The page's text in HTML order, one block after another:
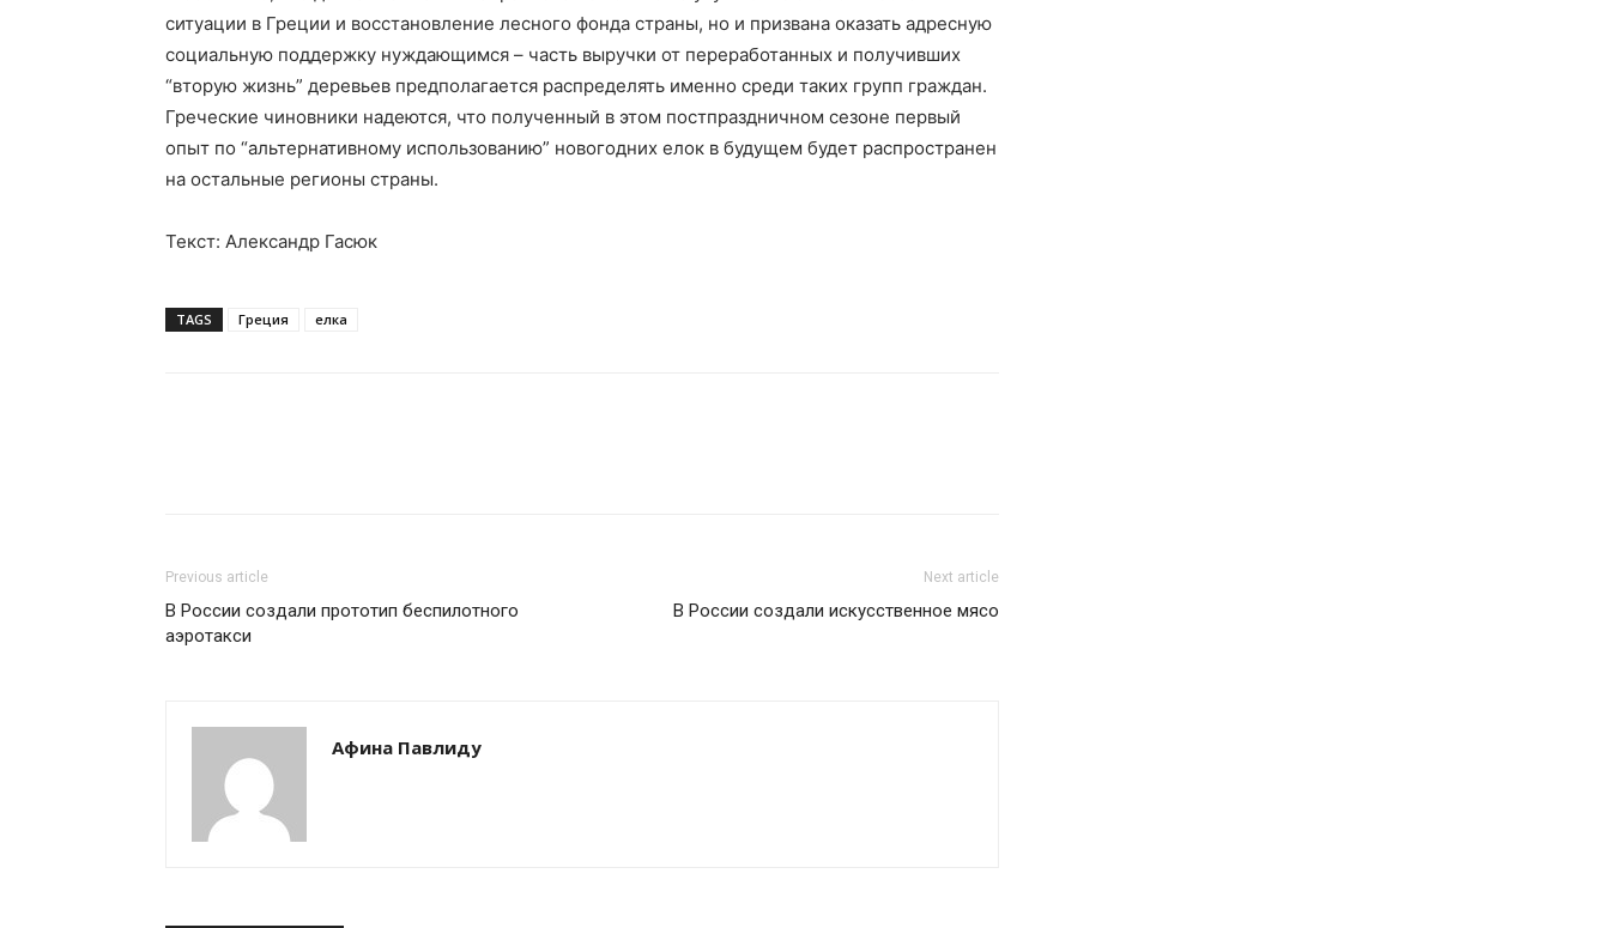
ситуации в Греции и восстановление лесного фонда страны, но и призвана оказать адресную
социальную поддержку нуждающимся – часть выручки от переработанных и получивших
“вторую жизнь” деревьев предполагается распределять именно среди таких групп граждан.
Греческие чиновники надеются, что полученный в этом постпраздничном сезоне первый
опыт по “альтернативному использованию” новогодних елок в будущем будет распространен
на остальные регионы страны.
Текст: Александр Гасюк
TAGS Греция елка
Previous article
В России создали прототип беспилотного
аэротакси
Next article
В России создали искусственное мясо
Афина Павлиду